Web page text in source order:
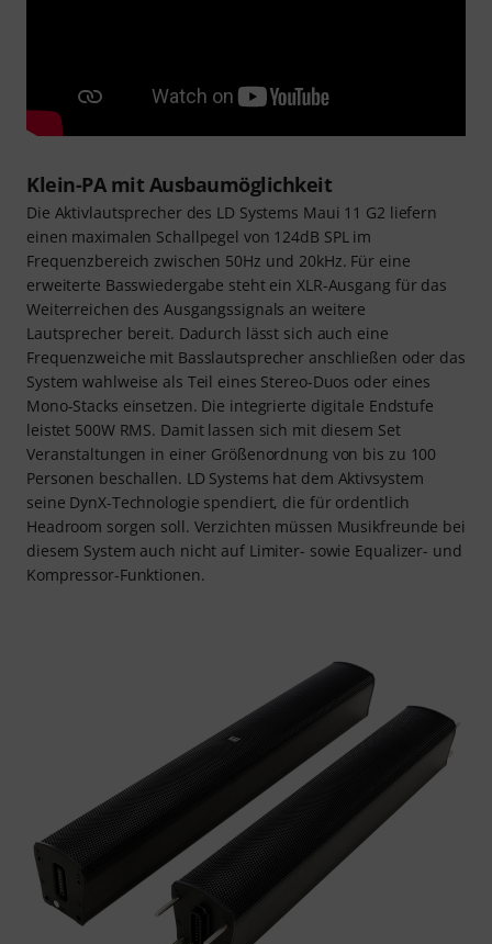
Klein-PA mit Ausbaumöglichkeit
Die Aktivlautsprecher des LD Systems Maui 11 G2 liefern
einen maximalen Schallpegel von 124dB SPL im
Frequenzbereich zwischen 50Hz und 20kHz. Für eine
erweiterte Basswiedergabe steht ein XLR-Ausgang für das
Weiterreichen des Ausgangssignals an weitere
Lautsprecher bereit. Dadurch lässt sich auch eine
Frequenzweiche mit Basslautsprecher anschließen oder das
System wahlweise als Teil eines Stereo-Duos oder eines
Mono-Stacks einsetzen. Die integrierte digitale Endstufe
leistet 500W RMS. Damit lassen sich mit diesem Set
Veranstaltungen in einer Größenordnung von bis zu 100
Personen beschallen. LD Systems hat dem Aktivsystem
seine DynX-Technologie spendiert, die für ordentlich
Headroom sorgen soll. Verzichten müssen Musikfreunde bei
diesem System auch nicht auf Limiter- sowie Equalizer- und
Kompressor-Funktionen.